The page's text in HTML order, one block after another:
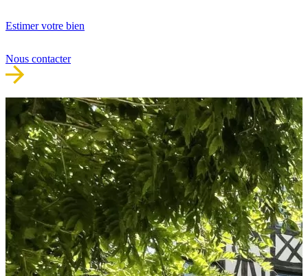
Estimer votre bien
Nous contacter